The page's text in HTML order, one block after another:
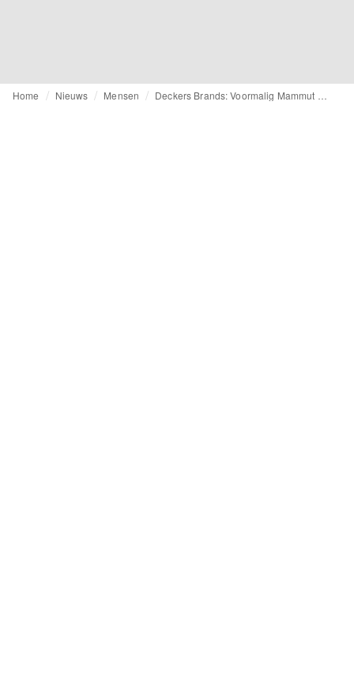
Home Nieuws Mensen